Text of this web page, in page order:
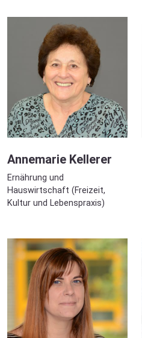
Annemarie Kellerer
Ernährung und
Hauswirtschaft (Freizeit,
Kultur und Lebenspraxis)